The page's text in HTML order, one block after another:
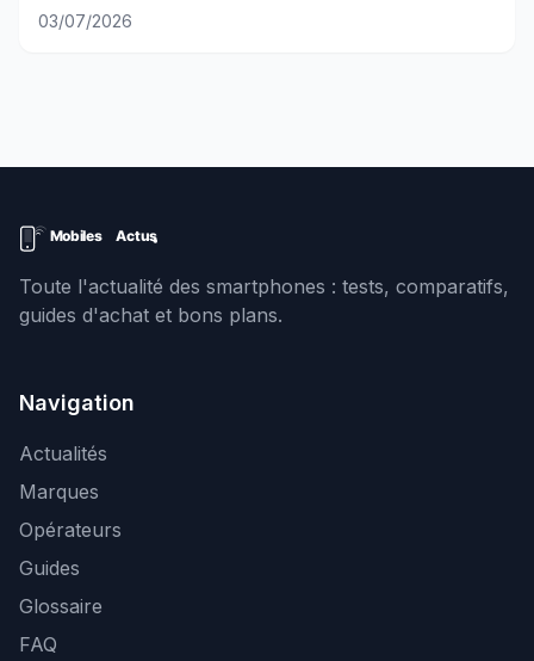
03/07/2026
Toute l'actualité des smartphones : tests, comparatifs,
guides d'achat et bons plans.
Navigation
Actualités
Marques
Opérateurs
Guides
Glossaire
FAQ